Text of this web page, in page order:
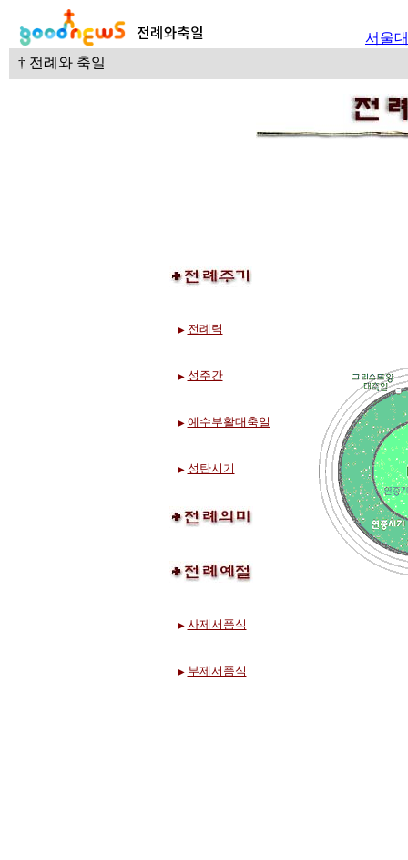
서울
† 전례와 축일